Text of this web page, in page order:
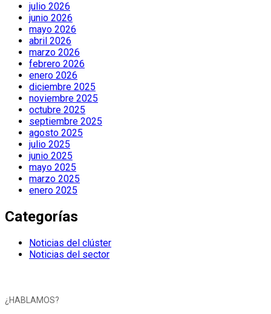
julio 2026
junio 2026
mayo 2026
abril 2026
marzo 2026
febrero 2026
enero 2026
diciembre 2025
noviembre 2025
octubre 2025
septiembre 2025
agosto 2025
julio 2025
junio 2025
mayo 2025
marzo 2025
enero 2025
Categorías
Noticias del clúster
Noticias del sector
¿HABLAMOS?